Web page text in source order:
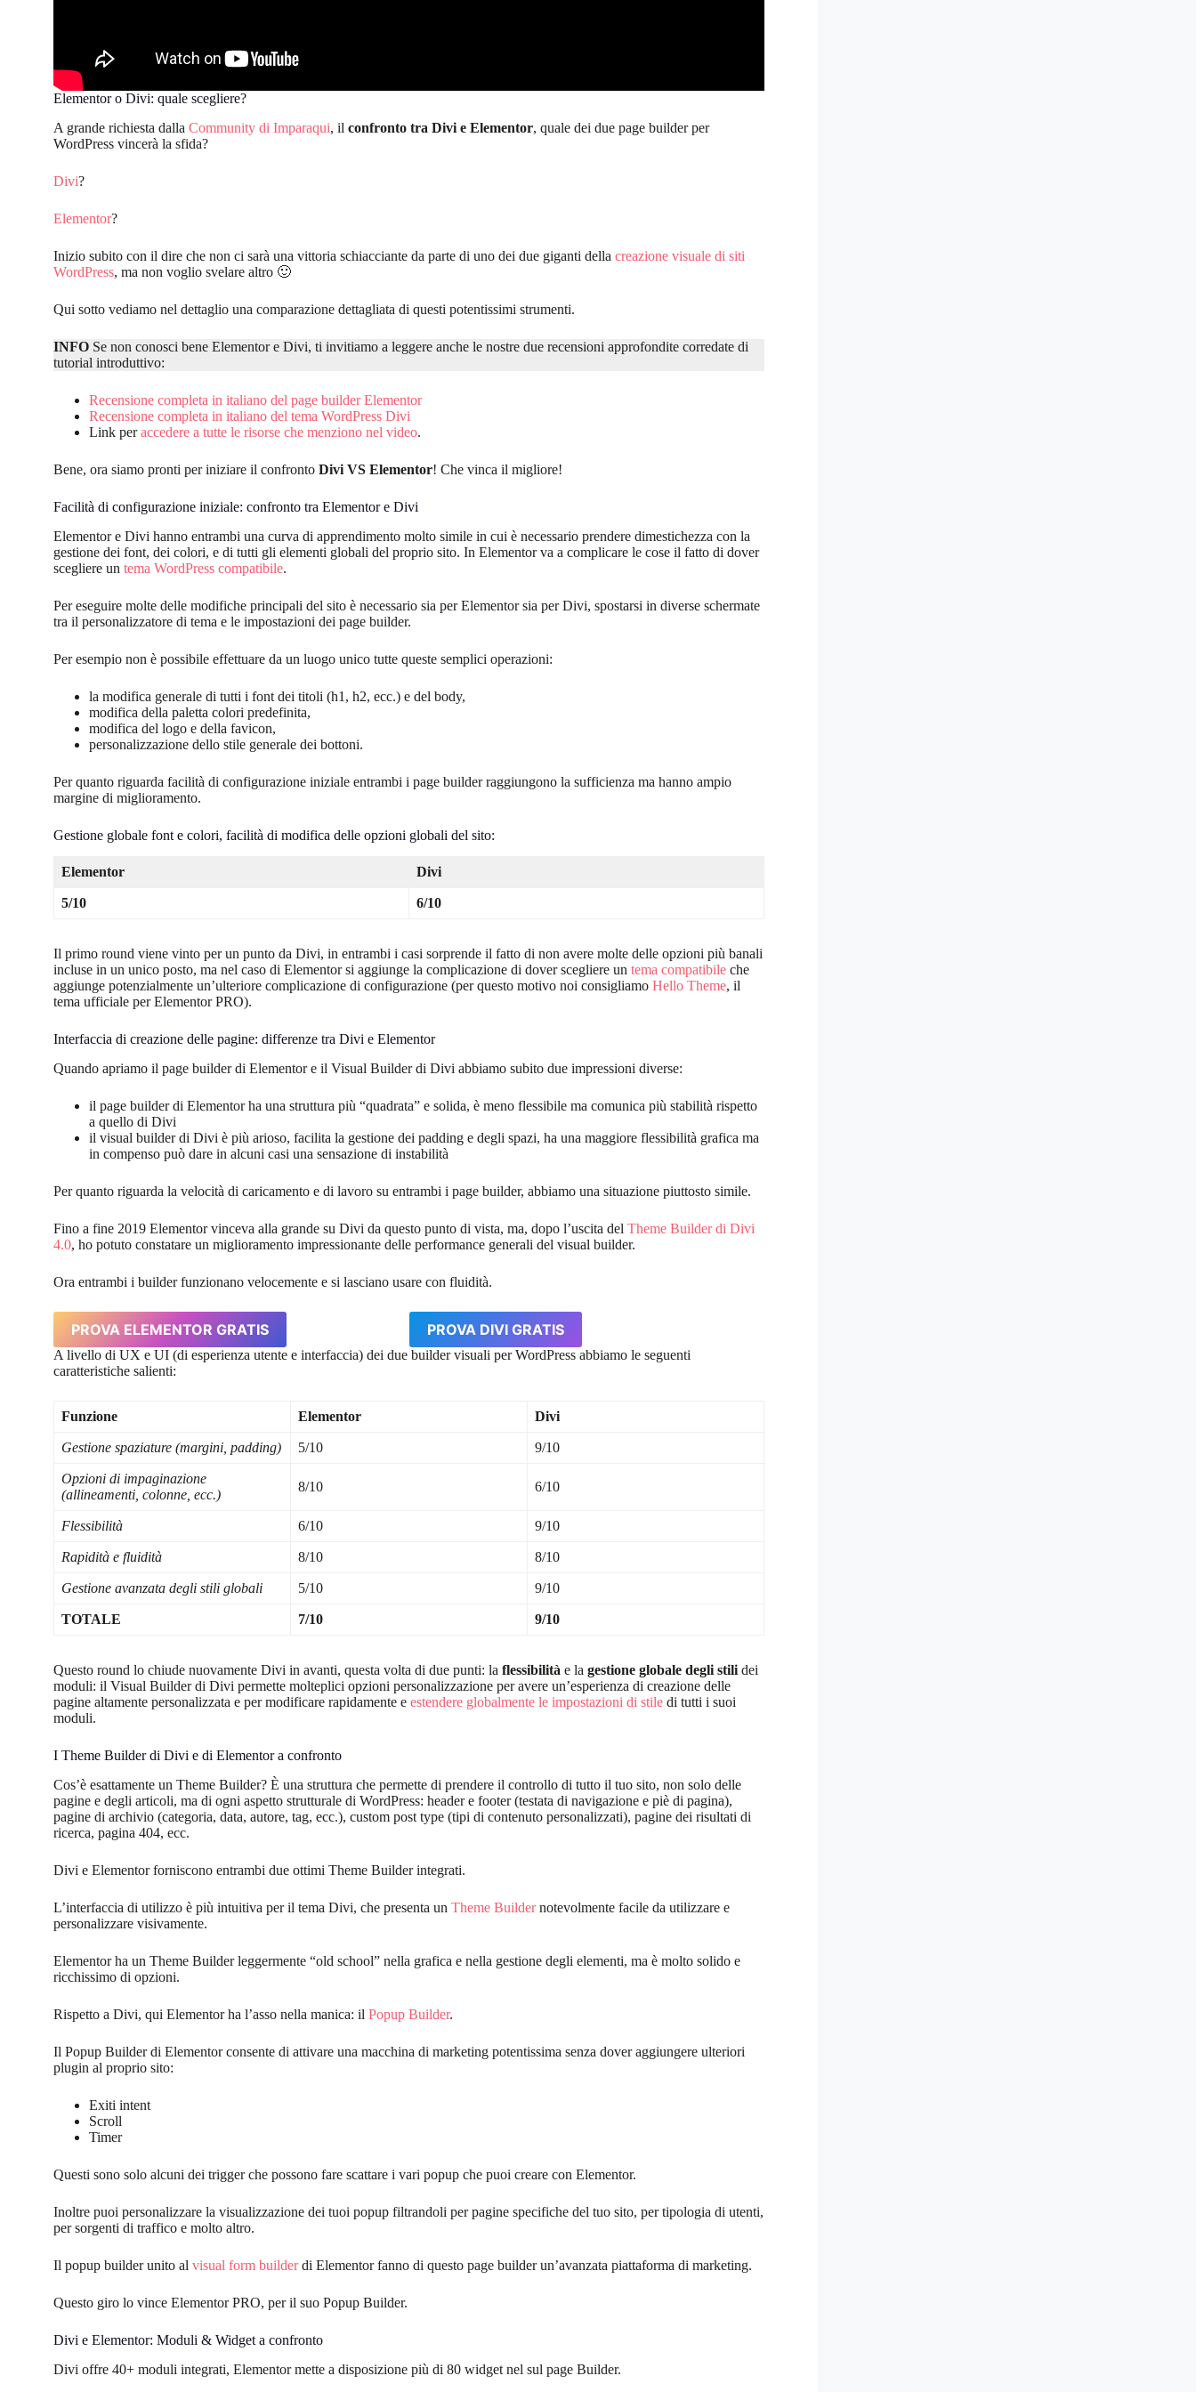
Elementor o Divi: quale scegliere?
A grande richiesta dalla Community di Imparaqui, il confronto tra Divi e Elementor, quale dei due page builder per
WordPress vincerà la sfida?
Divi?
Elementor?
Inizio subito con il dire che non ci sarà una vittoria schiacciante da parte di uno dei due giganti della creazione visuale di siti
WordPress, ma non voglio svelare altro 🙂
Qui sotto vediamo nel dettaglio una comparazione dettagliata di questi potentissimi strumenti.
INFO Se non conosci bene Elementor e Divi, ti invitiamo a leggere anche le nostre due recensioni approfondite corredate di
tutorial introduttivo:
Recensione completa in italiano del page builder Elementor
Recensione completa in italiano del tema WordPress Divi
Link peraccedere a tutte le risorse che menziono nel video.
Bene, ora siamo pronti per iniziare il confronto Divi VS Elementor! Che vinca il migliore!
Facilità di configurazione iniziale: confronto tra Elementor e Divi
Elementor e Divi hanno entrambi una curva di apprendimento molto simile in cui è necessario prendere dimestichezza con la
gestione dei font, dei colori, e di tutti gli elementi globali del proprio sito. In Elementor va a complicare le cose il fatto di dover
scegliere un tema WordPress compatibile.
Per eseguire molte delle modifiche principali del sito è necessario sia per Elementor sia per Divi, spostarsi in diverse schermate
tra il personalizzatore di tema e le impostazioni dei page builder.
Per esempio non è possibile effettuare da un luogo unico tutte queste semplici operazioni:
la modifica generale di tutti i font dei titoli (h1, h2, ecc.) e del body,
modifica della paletta colori predefinita,
modifica del logo e della favicon,
personalizzazione dello stile generale dei bottoni.
Per quanto riguarda facilità di configurazione iniziale entrambi i page builder raggiungono la sufficienza ma hanno ampio
margine di miglioramento.
Gestione globale font e colori, facilità di modifica delle opzioni globali del sito:
Elementor Divi
5/10 6/10
Il primo round viene vinto per un punto da Divi, in entrambi i casi sorprende il fatto di non avere molte delle opzioni più banali
incluse in un unico posto, ma nel caso di Elementor si aggiunge la complicazione di dover scegliere un tema compatibile che
aggiunge potenzialmente un’ulteriore complicazione di configurazione (per questo motivo noi consigliamo Hello Theme, il
tema ufficiale per Elementor PRO).
Interfaccia di creazione delle pagine: differenze tra Divi e Elementor
Quando apriamo il page builder di Elementor e il Visual Builder di Divi abbiamo subito due impressioni diverse:
il page builder di Elementor ha una struttura più “quadrata” e solida, è meno flessibile ma comunica più stabilità rispetto
a quello di Divi
il visual builder di Divi è più arioso, facilita la gestione dei padding e degli spazi, ha una maggiore flessibilità grafica ma
in compenso può dare in alcuni casi una sensazione di instabilità
Per quanto riguarda la velocità di caricamento e di lavoro su entrambi i page builder, abbiamo una situazione piuttosto simile.
Fino a fine 2019 Elementor vinceva alla grande su Divi da questo punto di vista, ma, dopo l’uscita del Theme Builder di Divi
4.0, ho potuto constatare un miglioramento impressionante delle performance generali del visual builder.
Ora entrambi i builder funzionano velocemente e si lasciano usare con fluidità.
PROVA ELEMENTOR GRATIS PROVA DIVI GRATIS
A livello di UX e UI (di esperienza utente e interfaccia) dei due builder visuali per WordPress abbiamo le seguenti
caratteristiche salienti:
Funzione Elementor Divi
Gestione spaziature (margini, padding) 5/10 9/10
Opzioni di impaginazione
(allineamenti, colonne, ecc.)
8/10 6/10
Flessibilità 6/10 9/10
Rapidità e fluidità 8/10 8/10
Gestione avanzata degli stili globali 5/10 9/10
TOTALE 7/10 9/10
Questo round lo chiude nuovamente Divi in avanti, questa volta di due punti: la flessibilità e la gestione globale degli stili dei
moduli: il Visual Builder di Divi permette molteplici opzioni personalizzazione per avere un’esperienza di creazione delle
pagine altamente personalizzata e per modificare rapidamente e estendere globalmente le impostazioni di stile di tutti i suoi
moduli.
I Theme Builder di Divi e di Elementor a confronto
Cos’è esattamente un Theme Builder? È una struttura che permette di prendere il controllo di tutto il tuo sito, non solo delle
pagine e degli articoli, ma di ogni aspetto strutturale di WordPress: header e footer (testata di navigazione e piè di pagina),
pagine di archivio (categoria, data, autore, tag, ecc.), custom post type (tipi di contenuto personalizzati), pagine dei risultati di
ricerca, pagina 404, ecc.
Divi e Elementor forniscono entrambi due ottimi Theme Builder integrati.
L’interfaccia di utilizzo è più intuitiva per il tema Divi, che presenta un Theme Buildernotevolmente facile da utilizzare e
personalizzare visivamente.
Elementor ha un Theme Builder leggermente “old school” nella grafica e nella gestione degli elementi, ma è molto solido e
ricchissimo di opzioni.
Rispetto a Divi, qui Elementor ha l’asso nella manica: il Popup Builder.
Il Popup Builder di Elementor consente di attivare una macchina di marketing potentissima senza dover aggiungere ulteriori
plugin al proprio sito:
Exiti intent
Scroll
Timer
Questi sono solo alcuni dei trigger che possono fare scattare i vari popup che puoi creare con Elementor.
Inoltre puoi personalizzare la visualizzazione dei tuoi popup filtrandoli per pagine specifiche del tuo sito, per tipologia di utenti,
per sorgenti di traffico e molto altro.
Il popup builder unito al visual form builderdi Elementor fanno di questo page builder un’avanzata piattaforma di marketing.
Questo giro lo vince Elementor PRO, per il suo Popup Builder.
Divi e Elementor: Moduli & Widget a confronto
Divi offre 40+ moduli integrati, Elementor mette a disposizione più di 80 widget nel sul page Builder.